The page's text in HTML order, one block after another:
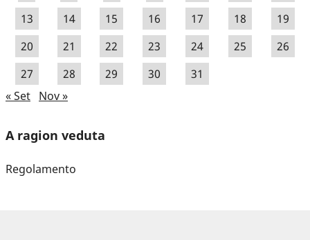
13
14 15 16 17 18
19
20
21 22 23 24 25
26
27
28 29 30
31
« Set Nov »
A ragion veduta
Regolamento